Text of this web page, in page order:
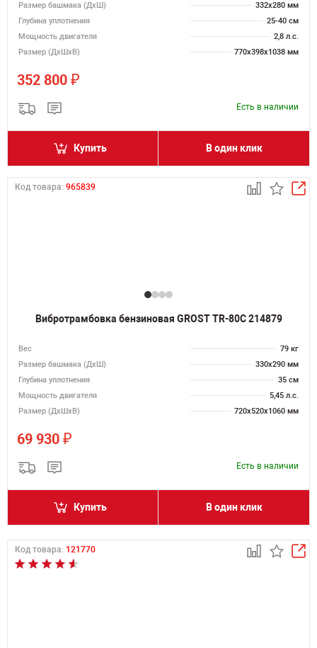
Размер башмака (ДхШ)
332x280 мм
Глубина уплотнения
25-40 см
Мощность двигателя
2,8 л.с.
Размер (ДхШхВ)
770х398х1038 мм
352 800 ₽
Есть в наличии
Купить В один клик
Код товара: 965839
Вибротрамбовка бензиновая GROST TR-80C 214879
Вес
79 кг
Размер башмака (ДхШ)
330х290 мм
Глубина уплотнения
35 см
Мощность двигателя
5,45 л.с.
Размер (ДхШхВ)
720х520х1060 мм
69 930 ₽
Есть в наличии
Купить В один клик
Код товара: 121770